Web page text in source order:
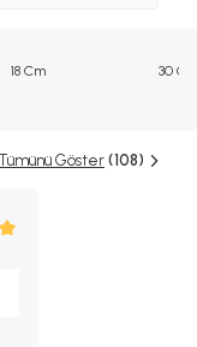
18 Cm 30
Tümünü Göster (108)